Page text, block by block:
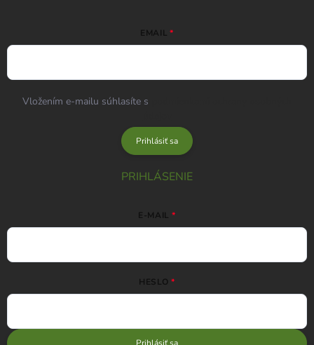
EMAIL
Vložením e-mailu súhlasíte s
Prihlásiť sa
PRIHLÁSENIE
E-MAIL
HESLO